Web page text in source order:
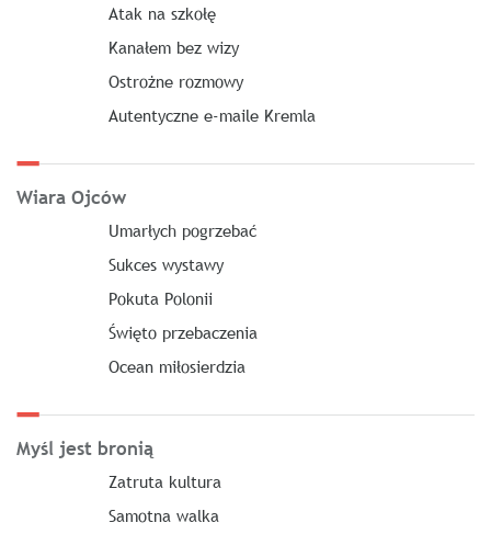
Atak na szkołę
Kanałem bez wizy
Ostrożne rozmowy
Autentyczne e-maile Kremla
Wiara Ojców
Umarłych pogrzebać
Sukces wystawy
Pokuta Polonii
Święto przebaczenia
Ocean miłosierdzia
Myśl jest bronią
Zatruta kultura
Samotna walka